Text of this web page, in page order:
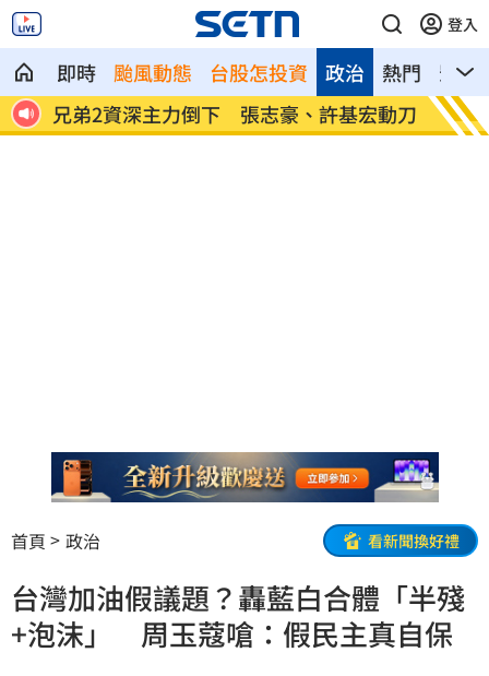
登入
即時 颱風動態 台股怎投資 熱門 影音
政治
現
兄弟2資深主力倒下 張志豪、許基宏動刀
美國
光
首頁 政治 看新聞換好禮
台灣加油假議題？轟藍白合體「半殘
+泡沫」 周玉蔻嗆：假民主真自保